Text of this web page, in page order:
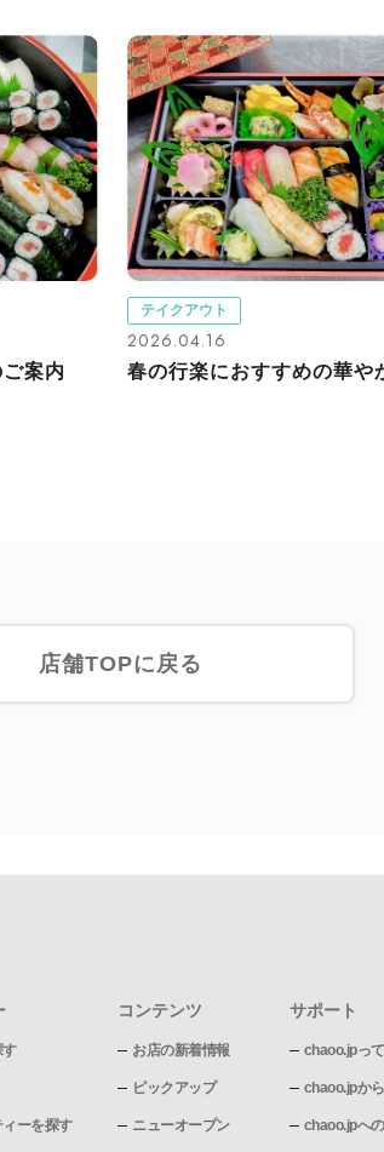
案内
テイクアウト
2026.04.16
春の行楽におすすめの華や
店舗TOPに戻る
す
ーを探す
コンテンツ
お店の新着情報
ピックアップ
ニューオープン
サポート
chaoo.jpっ
chaoo.jpか
chaoo.jpへ